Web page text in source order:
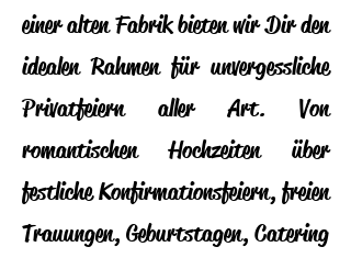
einer alten Fabrik bieten wir Dir den
idealen Rahmen für unvergessliche
Privatfeiern aller Art. Von
romantischen Hochzeiten über
festliche Konfirmationsfeiern, freien
Trauungen, Geburtstagen, Catering